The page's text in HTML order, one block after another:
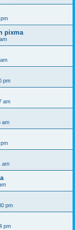
pixma
pm
am
am
am
pm
pm